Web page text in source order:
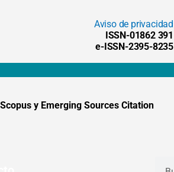
Aviso de privacidad
ISSN-01862 391
e-ISSN-2395-8235
y Emerging Sources Citation